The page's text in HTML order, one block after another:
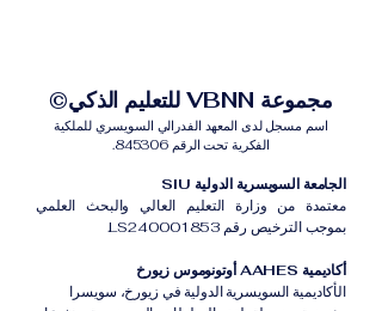
مجموعة VBNN للتعليم الذكي©
اسم مسجل لدى المعهد الفدرالي السويسري للملكية
الفكرية تحت الرقم 845306.
الجامعة السويسرية الدولية SIU
معتمدة من وزارة التعليم العالي والبحث العلمي
بموجب الترخيص رقم LS240001853.
أكاديمية AAHES أوتونوموس زيورخ
الأكاديمية السويسرية الدولية في زيورخ، سويسرا